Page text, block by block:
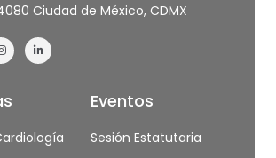
Ciudad de México, CDMX
Eventos
Sesión Estatutaria